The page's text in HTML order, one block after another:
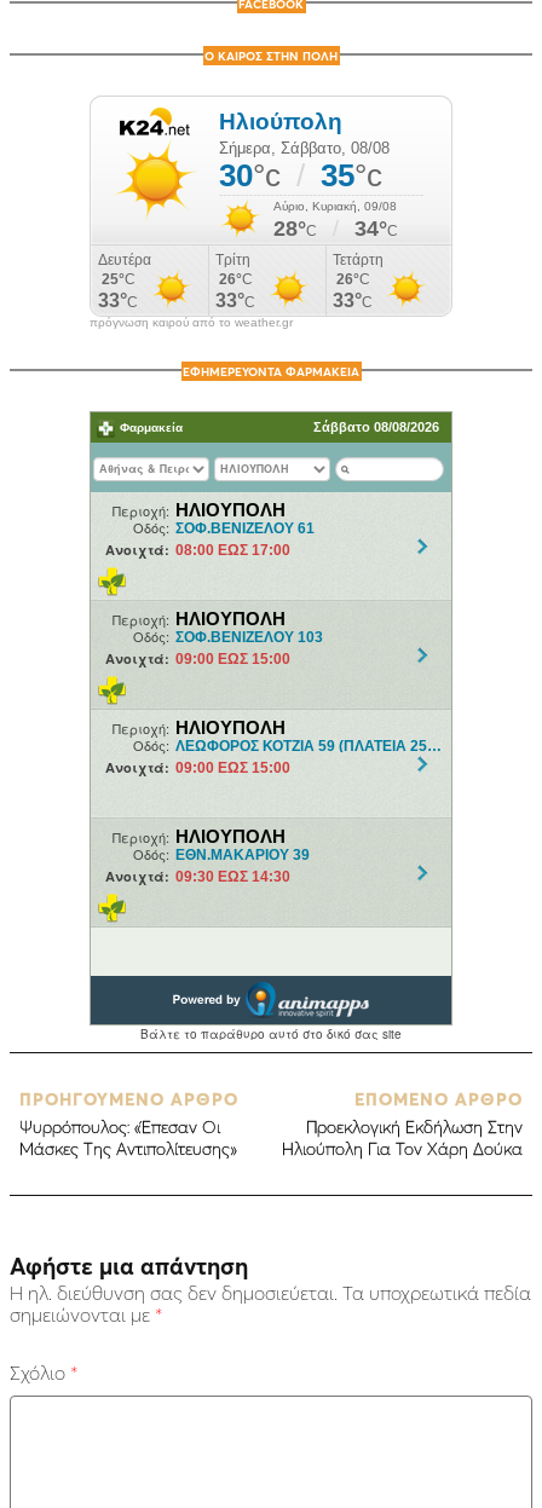
FACEBOOK
Ο ΚΑΙΡΟΣ ΣΤΗΝ ΠΟΛΗ
πρόγνωση καιρού από το weather.gr
ΕΦΗΜΕΡΕΥΟΝΤΑ ΦΑΡΜΑΚΕΙΑ
ΠΡΟΗΓΟΥΜΕΝΟ ΑΡΘΡΟ
Ψυρρόπουλος: «Έπεσαν Οι
Μάσκες Της Αντιπολίτευσης»
ΕΠΟΜΕΝΟ ΑΡΘΡΟ
Προεκλογική Εκδήλωση Στην
Ηλιούπολη Για Τον Χάρη Δούκα
Αφήστε μια απάντηση
Η ηλ. διεύθυνση σας δεν δημοσιεύεται. Τα υποχρεωτικά πεδία
σημειώνονται με *
Σχόλιο *